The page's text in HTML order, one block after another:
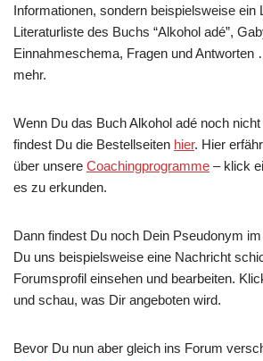
Informationen, sondern beispielsweise ein
Literaturliste des Buchs “Alkohol adé”,
Einnahmeschema, Fragen und Antworten
mehr.
Wenn Du das Buch Alkohol adé noch
findest Du die Bestellseiten hier. Hier
über unsere Coachingprogramme – klick
es zu erkunden.
Dann findest Du noch Dein Pseudonym
Du uns beispielsweise eine Nachricht
Forumsprofil einsehen und bearbeiten.
und schau, was Dir angeboten wird.
Bevor Du nun aber gleich ins Forum